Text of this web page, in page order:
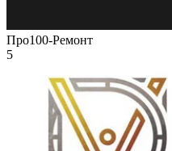
Про100-Ремонт
5